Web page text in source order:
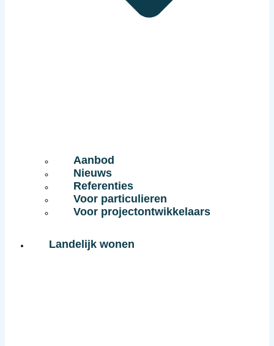
Aanbod
Nieuws
Referenties
Voor particulieren
Voor projectontwikkelaars
Landelijk wonen